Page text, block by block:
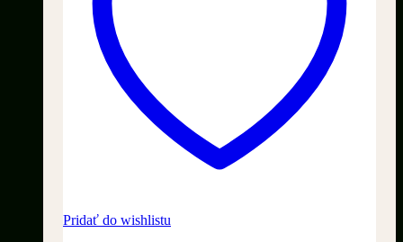
Pridať do wishlistu